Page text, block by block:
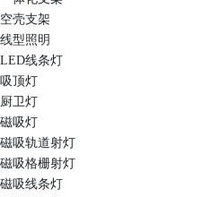
空壳支架
线型照明
LED线条灯
吸顶灯
厨卫灯
磁吸灯
磁吸轨道射灯
磁吸格栅射灯
磁吸线条灯